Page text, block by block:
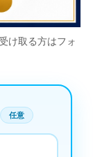
け取る方はフォ
任意